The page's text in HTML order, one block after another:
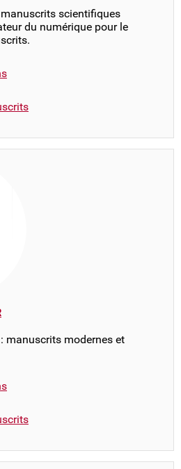
scientifiques
du numérique pour le
manuscrits modernes et